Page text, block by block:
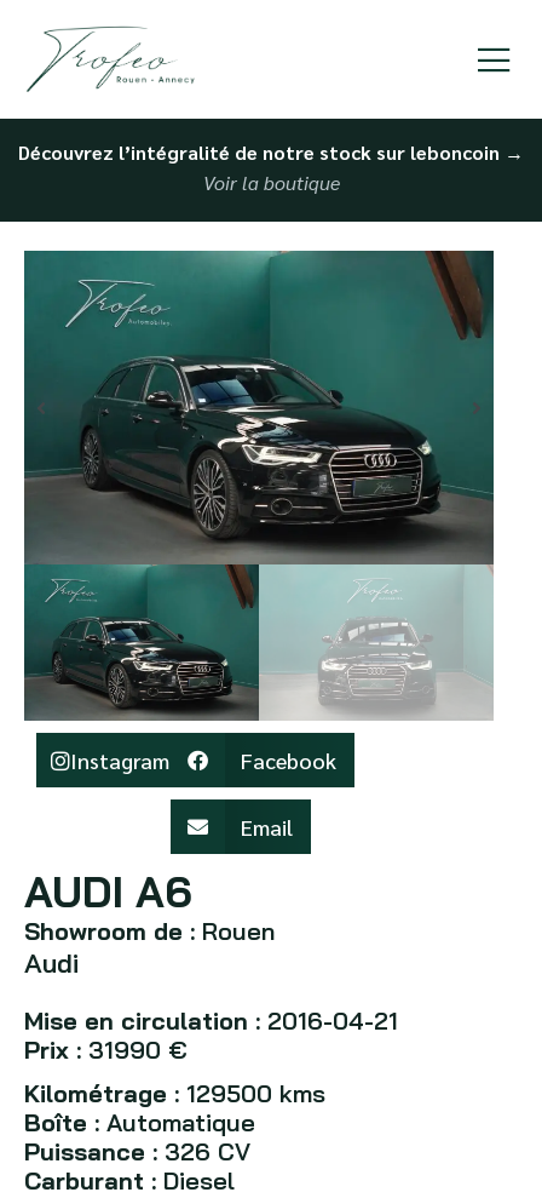
Découvrez l’intégralité de notre stock sur leboncoin →
Voir la boutique
Instagram Facebook
Email
AUDI A6
Showroom de : Rouen
Audi
Mise en circulation : 2016-04-21
Prix : 31990 €
Kilométrage : 129500 kms
Boîte : Automatique
Puissance : 326 CV
Carburant : Diesel